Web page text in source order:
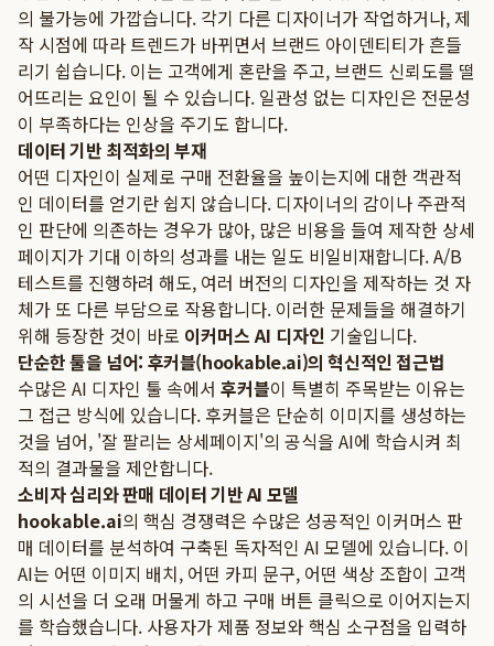
의 불가능에 가깝습니다. 각기 다른 디자이너가 작업하거나, 제
작 시점에 따라 트렌드가 바뀌면서 브랜드 아이덴티티가 흔들
리기 쉽습니다. 이는 고객에게 혼란을 주고, 브랜드 신뢰도를 떨
어뜨리는 요인이 될 수 있습니다. 일관성 없는 디자인은 전문성
이 부족하다는 인상을 주기도 합니다.
데이터 기반 최적화의 부재
어떤 디자인이 실제로 구매 전환율을 높이는지에 대한 객관적
인 데이터를 얻기란 쉽지 않습니다. 디자이너의 감이나 주관적
인 판단에 의존하는 경우가 많아, 많은 비용을 들여 제작한 상세
페이지가 기대 이하의 성과를 내는 일도 비일비재합니다. A/B
테스트를 진행하려 해도, 여러 버전의 디자인을 제작하는 것 자
체가 또 다른 부담으로 작용합니다. 이러한 문제들을 해결하기
위해 등장한 것이 바로 이커머스 AI 디자인 기술입니다.
단순한 툴을 넘어: 후커블(hookable.ai)의 혁신적인 접근법
수많은 AI 디자인 툴 속에서 후커블이 특별히 주목받는 이유는
그 접근 방식에 있습니다. 후커블은 단순히 이미지를 생성하는
것을 넘어, '잘 팔리는 상세페이지'의 공식을 AI에 학습시켜 최
적의 결과물을 제안합니다.
소비자 심리와 판매 데이터 기반 AI 모델
hookable.ai의 핵심 경쟁력은 수많은 성공적인 이커머스 판
매 데이터를 분석하여 구축된 독자적인 AI 모델에 있습니다. 이
AI는 어떤 이미지 배치, 어떤 카피 문구, 어떤 색상 조합이 고객
의 시선을 더 오래 머물게 하고 구매 버튼 클릭으로 이어지는지
를 학습했습니다. 사용자가 제품 정보와 핵심 소구점을 입력하